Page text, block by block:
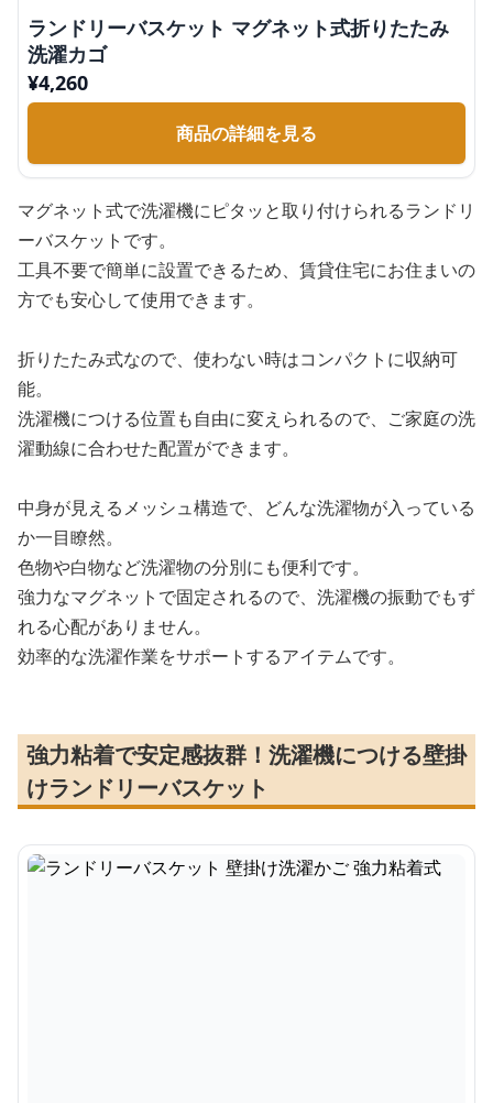
ランドリーバスケット マグネット式折りたたみ
洗濯カゴ
¥4,260
商品の詳細を見る
マグネット式で洗濯機にピタッと取り付けられるランドリ
ーバスケットです。
工具不要で簡単に設置できるため、賃貸住宅にお住まいの
方でも安心して使用できます。
折りたたみ式なので、使わない時はコンパクトに収納可
能。
洗濯機につける位置も自由に変えられるので、ご家庭の洗
濯動線に合わせた配置ができます。
中身が見えるメッシュ構造で、どんな洗濯物が入っている
か一目瞭然。
色物や白物など洗濯物の分別にも便利です。
強力なマグネットで固定されるので、洗濯機の振動でもず
れる心配がありません。
効率的な洗濯作業をサポートするアイテムです。
強力粘着で安定感抜群！洗濯機につける壁掛
けランドリーバスケット